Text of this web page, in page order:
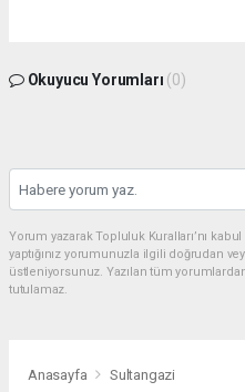
Okuyucu Yorumları (0)
Yorum yazarak Topluluk Kuralları’nı
yaptığınız yorumunuzla ilgili doğrudan
üstleniyorsunuz. Yazılan tüm
tutulamaz.
Anasayfa Sultangazi